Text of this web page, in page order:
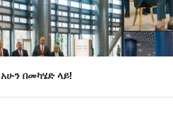
አሁን በመካሄድ ላይ!